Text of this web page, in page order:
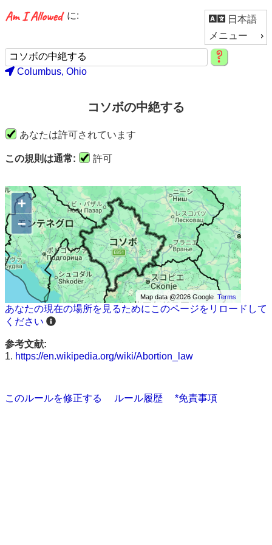
日本語
メニュー
に:
Columbus, Ohio
コソボの中絶する
あなたは許可されています
この規則は通常: 許可
+
−
Map data @2026 GoogleTerms
あなたの現在の場所を見るためにこのページをリロードして
ください
参考文献:
1. https://en.wikipedia.org/wiki/Abortion_law
このルールを修正する ルール履歴 *免責事項